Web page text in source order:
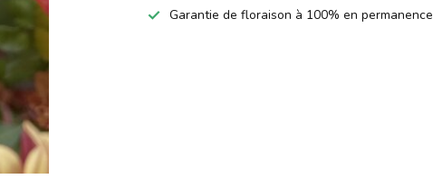
Garantie de floraison à 100% en permanence